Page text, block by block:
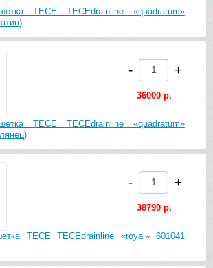
TECE TECEdrainline «quadratum»
TECE TECEdrainline «quadratum»
- +
36000 р.
TECE TECEdrainline «royal» 601041
- +
38790 р.